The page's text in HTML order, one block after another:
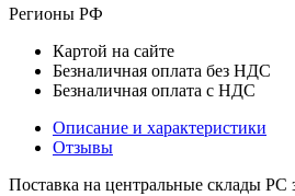
Регионы РФ
Картой на сайте
Безналичная оплата без НДС
Безналичная оплата с НДС
Описание и характеристики
Отзывы
Поставка на центральные склады РС